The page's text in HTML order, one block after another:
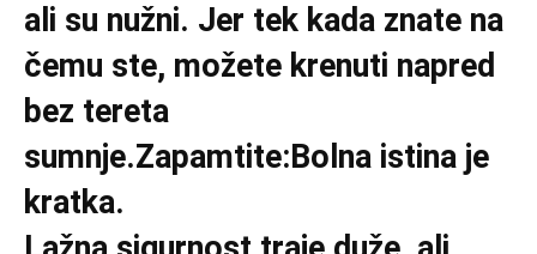
ali su nužni. Jer tek kada znate na
čemu ste, možete krenuti napred
bez tereta
sumnje.Zapamtite:Bolna istina je
kratka.